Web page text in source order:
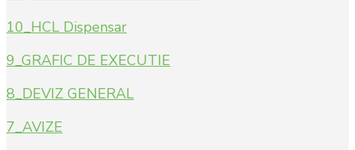
10_HCL Dispensar
9_GRAFIC DE EXECUTIE
8_DEVIZ GENERAL
7_AVIZE